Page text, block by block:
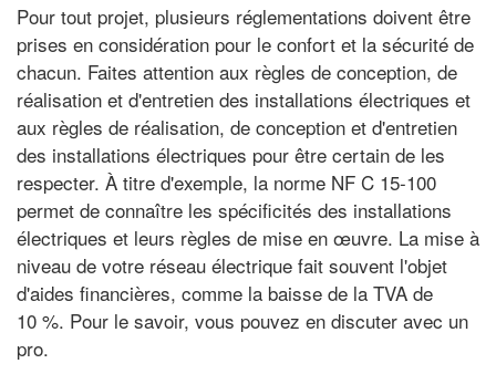
Pour tout projet, plusieurs réglementations doivent être
prises en considération pour le confort et la sécurité de
chacun. Faites attention aux règles de conception, de
réalisation et d'entretien des installations électriques et
aux règles de réalisation, de conception et d'entretien
des installations électriques pour être certain de les
respecter. À titre d'exemple, la norme NF C 15-100
permet de connaître les spécificités des installations
électriques et leurs règles de mise en œuvre. La mise à
niveau de votre réseau électrique fait souvent l'objet
d'aides financières, comme la baisse de la TVA de
10 %. Pour le savoir, vous pouvez en discuter avec un
pro.